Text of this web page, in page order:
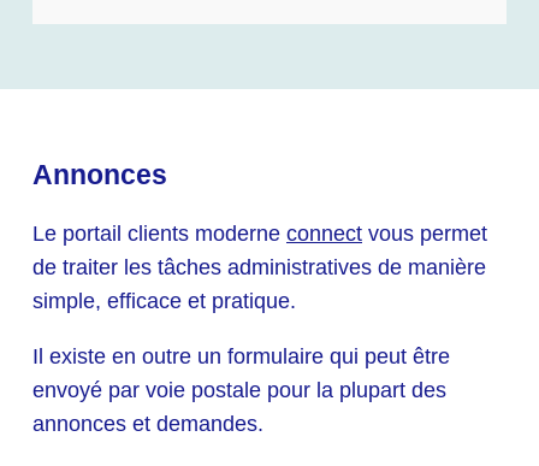
Annonces
Le portail clients moderne connect vous permet
de traiter les tâches administratives de manière
simple, efficace et pratique.
Il existe en outre un formulaire qui peut être
envoyé par voie postale pour la plupart des
annonces et demandes.